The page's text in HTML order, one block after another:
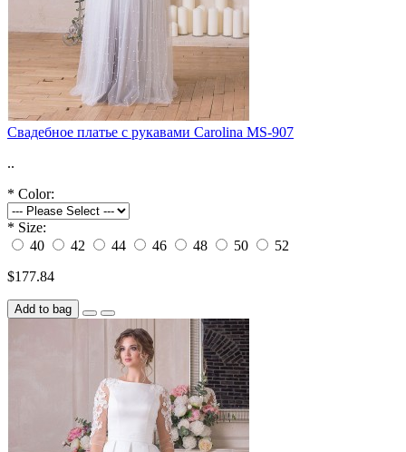
Свадебное платье с рукавами Carolina MS-907
..
* Color:
* Size:
40
42 44 46 48 50
52
$177.84
Add to bag